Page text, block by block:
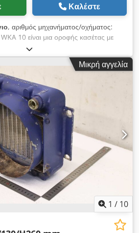
Καλέστε
, αριθμός μηχανήματος/οχήματος:
10 είναι μια οροφής κασέτας με
την Swegon, σχεδιασμένη για
Τα κύρια χαρακτηριστικά του
βάθος εγκατάστασης, σύστημα 2 ή 4
ή, προαιρετικά, EC, καθώς και
ελέγχου. Djdsxau U Tjpfx Abzsck
κατάλληλο για καθαρούς χώρους
3 ολοκαίνουργια μηχανήματα.
εφεδρικά μηχανήματα στην αποθήκη
Διατίθενται προς πώληση λόγω
€ το καθένα. Δείτε παρακάτω, κάτω
πληροφορίες!
Μικρή αγγελία
1 / 10